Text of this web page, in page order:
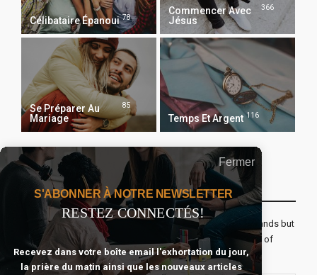
Célibataire Épanoui 78
Commencer Avec
Jésus
366
Se Préparer Au
Mariage
85
Temps Et Argent 116
Recevoir Notre Newsletter Chaque Matin
The real voyage of discovery consists not in seeking new lands but
seeing with new eyes. All journeys have secret destinations of
which the traveler is unaware.
Fermer
S'ABONNER À NOTRE NEWSLETTER
RESTEZ CONNECTÉS!
Recevez dans votre boîte email l'exhortation du jour,
la prière du matin ainsi que les nouveaux articles